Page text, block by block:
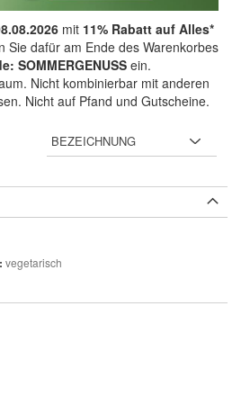
mit 11% Rabatt auf Alles*
Sie dafür am Ende des Warenkorbes
SOMMERGENUSSein.
Nicht kombinierbar mit anderen
Nicht auf Pfand und Gutscheine.
vegetarisch